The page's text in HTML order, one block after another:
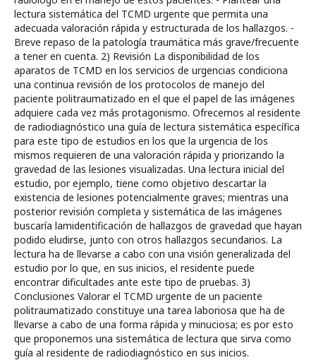
lectura sistemática del TCMD urgente que permita una
adecuada valoración rápida y estructurada de los hallazgos. -
Breve repaso de la patología traumática más grave/frecuente
a tener en cuenta. 2) Revisión La disponibilidad de los
aparatos de TCMD en los servicios de urgencias condiciona
una continua revisión de los protocolos de manejo del
paciente politraumatizado en el que el papel de las imágenes
adquiere cada vez más protagonismo. Ofrecemos al residente
de radiodiagnóstico una guía de lectura sistemática específica
para este tipo de estudios en los que la urgencia de los
mismos requieren de una valoración rápida y priorizando la
gravedad de las lesiones visualizadas. Una lectura inicial del
estudio, por ejemplo, tiene como objetivo descartar la
existencia de lesiones potencialmente graves; mientras una
posterior revisión completa y sistemática de las imágenes
buscaría lamidentificación de hallazgos de gravedad que hayan
podido eludirse, junto con otros hallazgos secundarios. La
lectura ha de llevarse a cabo con una visión generalizada del
estudio por lo que, en sus inicios, el residente puede
encontrar dificultades ante este tipo de pruebas. 3)
Conclusiones Valorar el TCMD urgente de un paciente
politraumatizado constituye una tarea laboriosa que ha de
llevarse a cabo de una forma rápida y minuciosa; es por esto
que proponemos una sistemática de lectura que sirva como
guía al residente de radiodiagnóstico en sus inicios.